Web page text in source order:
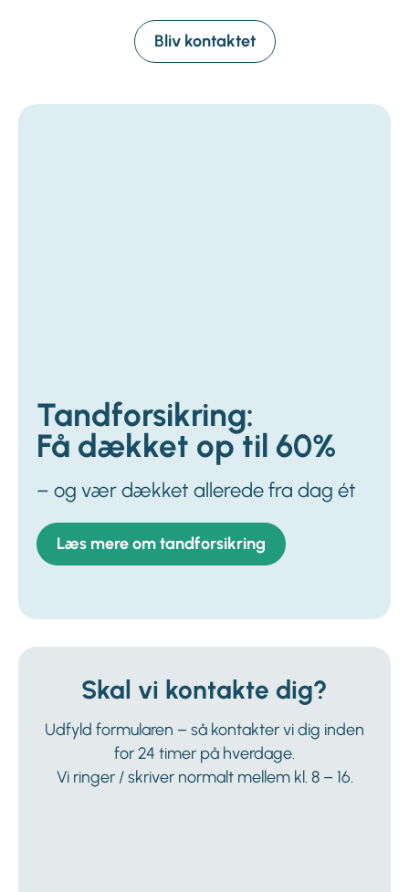
Bliv kontaktet
Tandforsikring:
Få dækket op til 60%
– og vær dækket allerede fra dag ét
Læs mere om tandforsikring
Skal vi kontakte dig?
Udfyld formularen – så kontakter vi dig inden
for 24 timer på hverdage.
Vi ringer / skriver normalt mellem kl. 8 – 16.